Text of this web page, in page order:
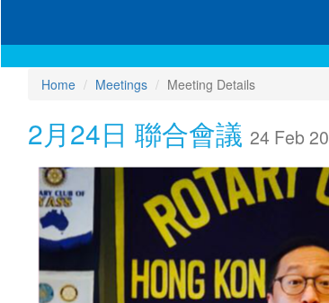
Home Meetings Meeting Details
2月24日 聯合會議 24 Feb